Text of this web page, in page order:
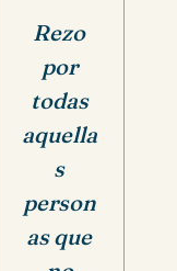
Rezo
por
todas
aquella
s
person
as que